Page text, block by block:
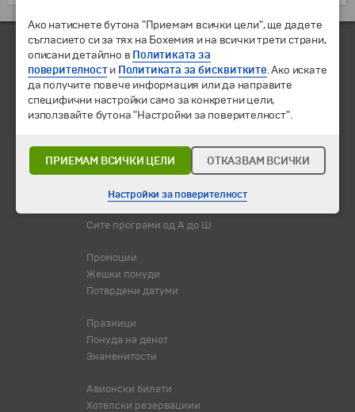
© 2010-2026 Туристичка агенција "Бохемиа - Скопје".
Екскурзии и одмори
Дестинации
Сите програми од А до Ш
Промоции
Жешки понуди
Потврдени датуми
Празници
Понуда на денот
Знаменитости
Авионски билети
Хотелски резервациии
Ако натиснете бутона "Приемам всички цели", ще дадете
съгласието си за тях на Бохемия и на всички трети страни,
описани детайлно в Политиката за
поверителности Политиката за бисквитките. Ако искате
да получите повече информация или да направите
специфични настройки само за конкретни цели,
използвайте бутона "Настройки за поверителност".
ПРИЕМАМ ВСИЧКИ ЦЕЛИ ОТКАЗВАМ ВСИЧКИ
Настройки за поверителност